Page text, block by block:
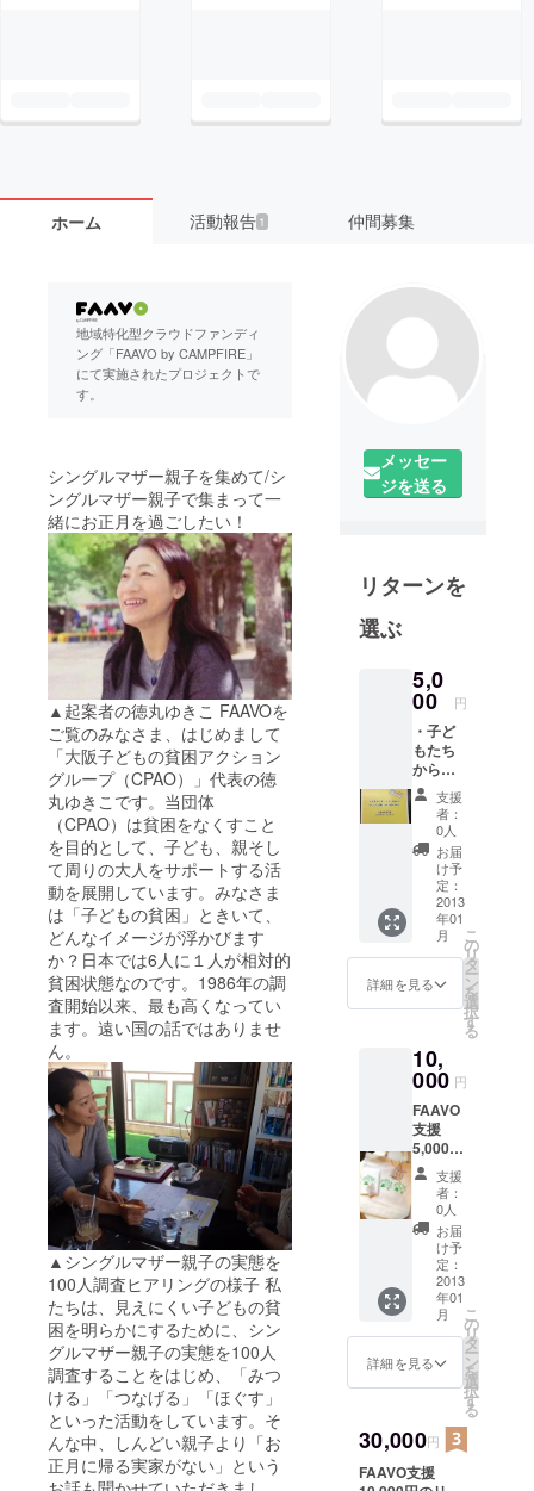
ホーム 活動報告 1 仲間募集
地域特化型クラウドファンディ
ング「FAAVO by CAMPFIRE」
にて実施されたプロジェクトで
す。
シングルマザー親子を集めて/シ
ングルマザー親子で集まって一
緒にお正月を過ごしたい！
▲起案者の徳丸ゆきこ FAAVOを
ご覧のみなさま、はじめまして
「大阪子どもの貧困アクション
グループ（CPAO）」代表の徳
丸ゆきこです。当団体
（CPAO）は貧困をなくすこと
を目的として、子ども、親そし
て周りの大人をサポートする活
動を展開しています。みなさま
は「子どもの貧困」ときいて、
どんなイメージが浮かびます
か？日本では6人に１人が相対的
貧困状態なのです。1986年の調
査開始以来、最も高くなってい
ます。遠い国の話ではありませ
ん。
▲シングルマザー親子の実態を
100人調査ヒアリングの様子 私
たちは、見えにくい子どもの貧
困を明らかにするために、シン
グルマザー親子の実態を100人
調査することをはじめ、「みつ
ける」「つなげる」「ほぐす」
といった活動をしています。そ
んな中、しんどい親子より「お
正月に帰る実家がない」という
メッセー
ジを送る
リターンを
選ぶ
5,0
00 円
・子ど
もたち
からの
年賀
状 ・
シング
ルマ
ザー100
人調査
レポー
ト ・大
阪での
CPAO
勉強会
参加チ
お名前
掲載 ※
大阪で
の
CPAO
勉強会
詳細は
本文内
に記載
支援
者：
0人
お届
け予
定：
2013
年01
月
詳細を見る
こ
の
リ
タ
ー
ン
を
選
択
す
る
10,
000 円
FAAVO
支援
5,000円
のリ
ターン
品に加
え、 ・
エコ
バッグ
・レ
ター
セット
※詳細は
本文内
に記載
支援
者：
0人
お届
け予
定：
2013
年01
月
詳細を見る
こ
の
リ
タ
ー
ン
を
選
択
す
る
30,000円
FAAVO支援